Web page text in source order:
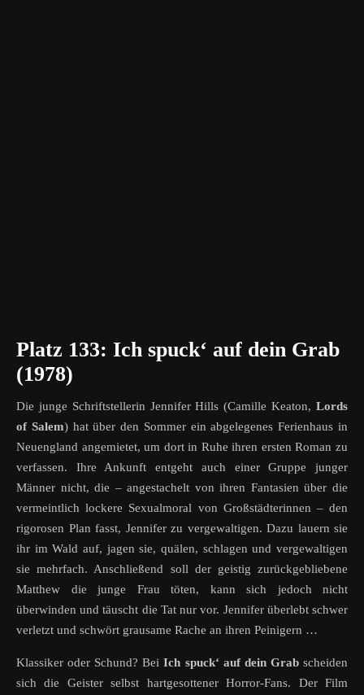
Platz 133: Ich spuck‘ auf dein Grab
(1978)
Die junge Schriftstellerin Jennifer Hills (Camille Keaton, Lords
of Salem) hat über den Sommer ein abgelegenes Ferienhaus in
Neuengland angemietet, um dort in Ruhe ihren ersten Roman zu
verfassen. Ihre Ankunft entgeht auch einer Gruppe junger
Männer nicht, die – angestachelt von ihren Fantasien über die
vermeintlich lockere Sexualmoral von Großstädterinnen – den
rigorosen Plan fasst, Jennifer zu vergewaltigen. Dazu lauern sie
ihr im Wald auf, jagen sie, quälen, schlagen und vergewaltigen
sie mehrfach. Anschließend soll der geistig zurückgebliebene
Matthew die junge Frau töten, kann sich jedoch nicht
überwinden und täuscht die Tat nur vor. Jennifer überlebt schwer
verletzt und schwört grausame Rache an ihren Peinigern …
Klassiker oder Schund? BeiIch spuck‘ auf dein Grabscheiden
sich die Geister selbst hartgesottener Horror-Fans. Der Film